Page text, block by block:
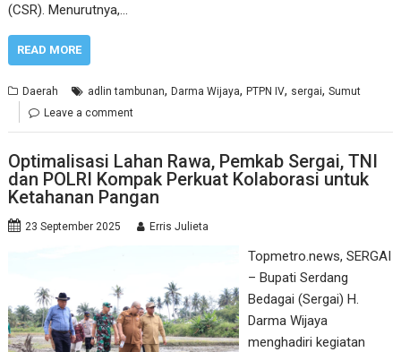
(CSR). Menurutnya,…
READ MORE
Daerah adlin tambunan,Darma Wijaya,PTPN IV, sergai,Sumut
Leave a comment
Optimalisasi Lahan Rawa, Pemkab Sergai, TNI
dan POLRI Kompak Perkuat Kolaborasi untuk
Ketahanan Pangan
23 September 2025 Erris Julieta
Topmetro.news, SERGAI
– Bupati Serdang
Bedagai (Sergai) H.
Darma Wijaya
menghadiri kegiatan